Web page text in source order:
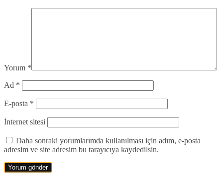
Yorum *
Ad *
E-posta *
İnternet sitesi
Daha sonraki yorumlarımda kullanılması için adım, e-posta
adresim ve site adresim bu tarayıcıya kaydedilsin.